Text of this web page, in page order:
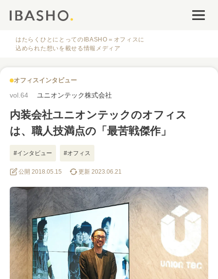
ファシリティナレッジ
IBASHOについて
人気のタグ
#オフィス #インタビュー #ファシリティ #デザイン #事例
#働き方 #特集 #レイアウト #オフィス移転 #その他
#キャリア #ノウハウ #内装 #おしゃれオフィス #メリット
#こだわりオフィス #コスト #コミュニケーション
#フリーアドレス #ブランディング
はたらくひとにとってのIBASHO＝オフィスに
込められた想いを載せる情報メディア
オフィスインタビュー
vol.64 ユニオンテック株式会社
内装会社ユニオンテックのオフィス
は、職人技満点の「最苦戦傑作」
#インタビュー #オフィス
公開 2018.05.15 更新 2023.06.21